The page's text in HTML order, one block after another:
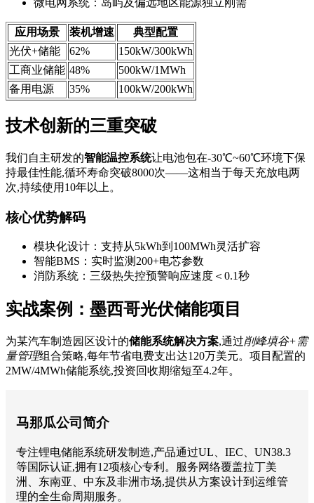
微电网系统：岛屿及偏远地区能源独立刚需
应用场景 装机增速
典型配置
光伏+储能
62%
150kW/300kWh
工商业储能 48%
500kW/1MWh
备用电源
35% 100kW/200kWh
技术创新的三重突破
我们自主研发的智能温控系统让电池包在-30℃~60℃环境下保
持最佳性能,循环寿命突破8000次——这相当于每天充放电两
次,持续使用10年以上。
核心优势解码
模块化设计：支持从5kWh到100MWh灵活扩容
智能BMS：实时监测200+电芯参数
消防系统：三级热失控预警响应速度＜0.1秒
实战案例：墨西哥光伏储能项目
为某汽车制造园区设计的储能系统解决方案,通过削峰填谷+需
量管理组合策略,每年节省电费支出达120万美元。项目配置的
2MW/4MWh储能系统,投资回收期缩短至4.2年。
马那瓜公司简介
专注锂电储能系统研发制造,产品通过UL、IEC、UN38.3
等国际认证,拥有12项核心专利。服务网络覆盖拉丁美
洲、东南亚、中东及非洲市场,提供从方案设计到运维管
理的全生命周期服务。